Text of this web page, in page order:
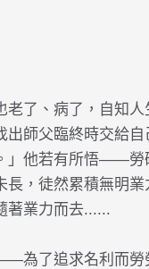
老了、病了，自知
出師父臨終時交給
」他若有所悟——勞
長，徒然累積無明
著業力而去......
為了追求名利而勞